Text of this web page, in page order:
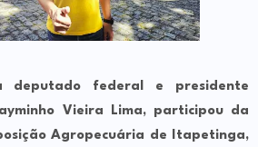
deputado federal e presidente
Vieira Lima, participou da
Agropecuária de Itapetinga,